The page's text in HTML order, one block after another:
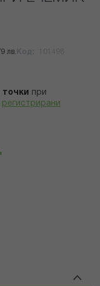
лв.
точки
при
регистрирани